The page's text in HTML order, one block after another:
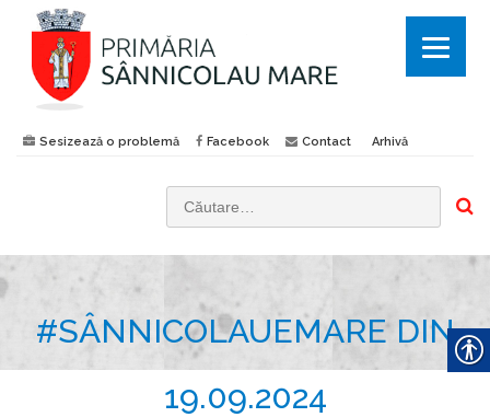
Sesizează o problemă Facebook Contact Arhivă
#SÂNNICOLAUEMARE DIN
19.09.2024